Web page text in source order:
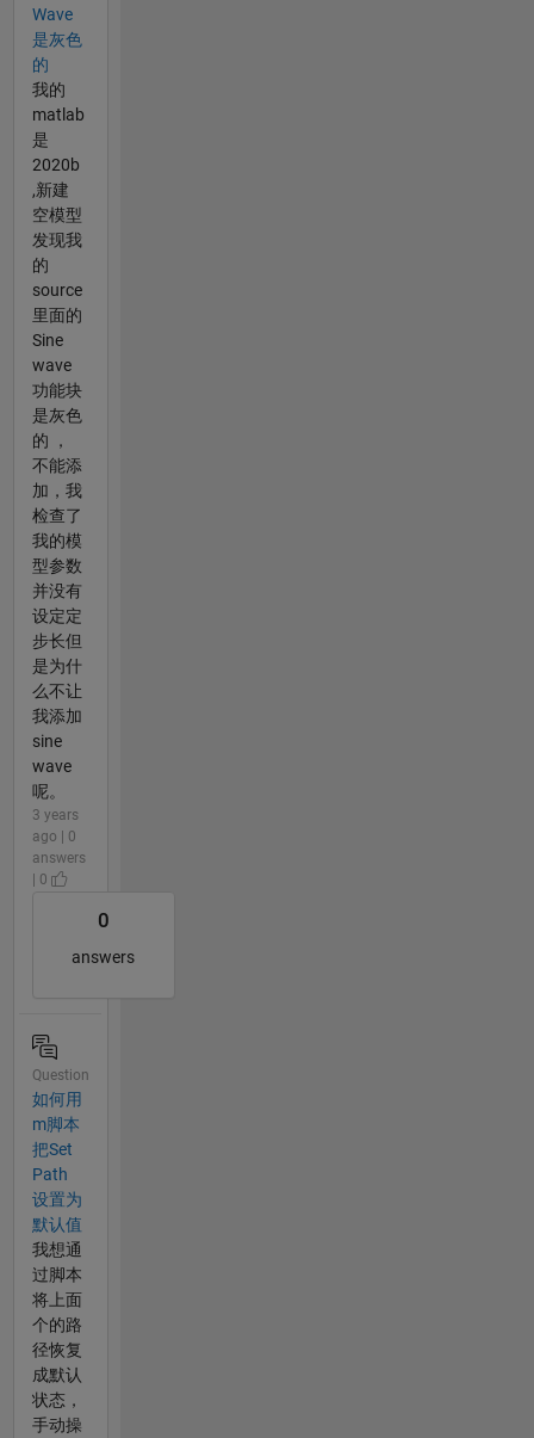
Wave
是灰色
的
我的
matlab
是
2020b
,新建
空模型
发现我
的
source
里面的
Sine
wave
功能块
是灰色
的 ，
不能添
加，我
检查了
我的模
型参数
并没有
设定定
步长但
是为什
么不让
我添加
sine
wave
呢。
3 years
ago | 0
answers
| 0
0
answers
Question
如何用
m脚本
把Set
Path
设置为
默认值
我想通
过脚本
将上面
个的路
径恢复
成默认
状态，
手动操